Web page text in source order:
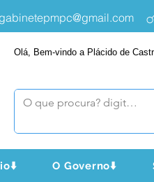
gabinetepmpc@gmail.com
Olá, Bem-vindo a Plácido de
O Governo⬇️